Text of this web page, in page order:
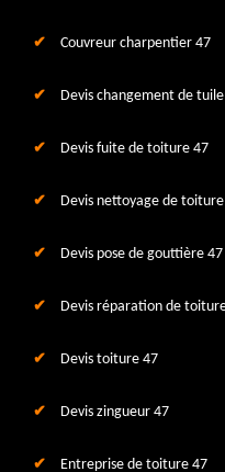
Couvreur charpentier 47
Devis changement de
Devis fuite de toiture 47
Devis nettoyage de
Devis pose de gouttière 47
Devis réparation de
Devis toiture 47
Devis zingueur 47
Entreprise de toiture 47